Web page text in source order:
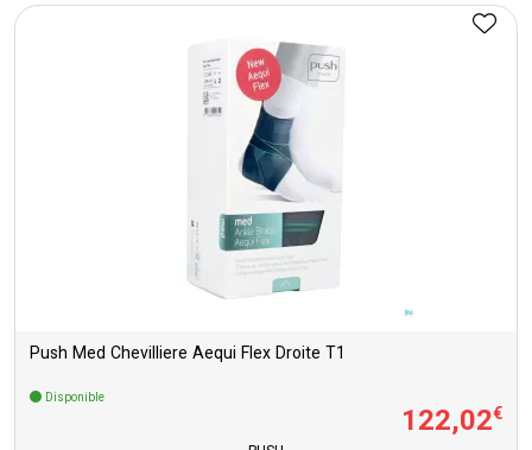
Push Med Chevilliere Aequi Flex Droite T1
Disponible
122,02€